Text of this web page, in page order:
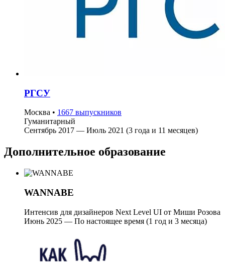
РГСУ
Москва • 1667 выпускников
Гуманитарный
Сентябрь 2017 — Июль 2021 (3 года и 11 месяцев)
Дополнительное образование
WANNABE
Интенсив для дизайнеров Next Level UI от Миши Розова
Июнь 2025 — По настоящее время (1 год и 3 месяца)